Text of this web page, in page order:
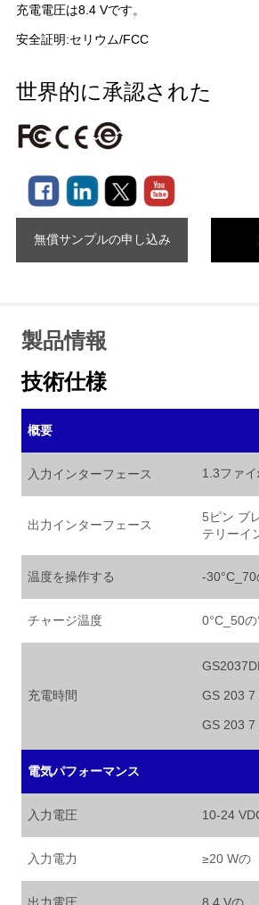
無償サンプルの申し込み
製品情報